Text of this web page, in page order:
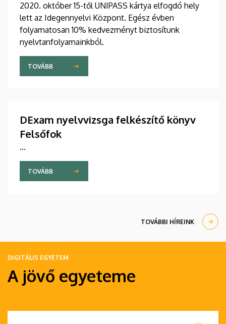
2020. október 15-től UNIPASS kártya elfogdó hely
lett az Idegennyelvi Központ. Egész évben
folyamatosan 10% kedvezményt biztosítunk
nyelvtanfolyamainkból.
TOVÁBB
DExam nyelvvizsga felkészítő könyv
Felsőfok
...
TOVÁBB
TOVÁBBI HÍREINK
DIGITÁLIS EGYETEM
A jövő egyeteme